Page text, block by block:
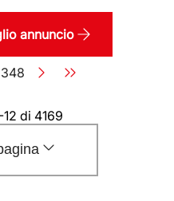
annuncio
Pagina
348
12 di 4169